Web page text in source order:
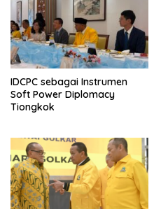
IDCPC sebagai Instrumen
Soft Power Diplomacy
Tiongkok